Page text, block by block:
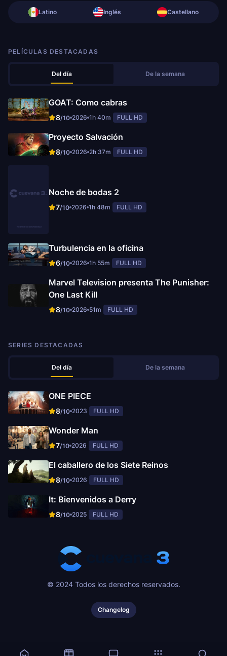
Latino Inglés Castellano
PELÍCULAS DESTACADAS
Del día De la semana
GOAT: Como cabras
8/10 2026 1h 40m FULL HD
Proyecto Salvación
8/10 2026 2h 37m FULL HD
Noche de bodas 2
7/10 2026 1h 48m FULL HD
Turbulencia en la oficina
6/10 2026 1h 55m FULL HD
Marvel Television presenta The Punisher:
One Last Kill
8/10 2026 51m FULL HD
SERIES DESTACADAS
Del día De la semana
ONE PIECE
8/10 2023 FULL HD
Wonder Man
7/10 2026 FULL HD
El caballero de los Siete Reinos
8/10 2026 FULL HD
It: Bienvenidos a Derry
8/10 2025 FULL HD
© 2024 Todos los derechos reservados.
Changelog